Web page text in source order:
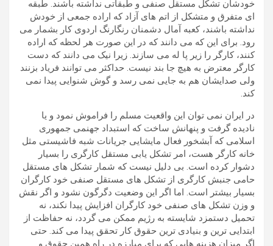
خودشان تشکل مستقل صنفی و طبقاتی نداشته باشند. طبقه
ای متفرق و متشکل از اتم های آزاد که اراده جمعی از خودش
نداشته باشند، کعبه آمال دشمنان رنگارنگ اردوی کار بشمار می
رود. برای این که می دانند که در این صورت هر لحظه که اراده
کنند، کارگر را زیر پا له می سازند. زیرا نیک می دانند که دست
کارگر معترض به هیچ جا بند نیست. حداکثر می توانند فریاد بزنند
ولی صدایشان هم به جایی نمی رسد و گوش شنوایی پیدا نمی
کند.
در ایران نمی توان این واقعیت مسلم را فراموش نمود و یا
نادیده گرفت و پنهانش ساخت که استبداد جهنمی جمهوری
اسلامی که آبشخور فعال مایشایی جریانات شبه فاشیستی مثل
خانه کارگر هست، امر تشکل یابی مستقل کارگری را بسیار
دشوار کرده است. بی دلیل نیست که شمار تشکل های مستقل
حامی جنبش کارگری از تشکل های مستقل صنفی خود کارگران
بسیار بیشتر است. اما اگر این وضعیت دگرگون نشود و اگر نقش
و وزن تشکل های صنفی خود کارگران افزایش پیدا نکند، نه
تحمیل دستمزد شایسته به رژیم ممکن می گردد، نه حفاظت از
ابتدایی ترین و بنیادی ترین حقوق کار تحقق پیدا می کند. حتی
اگر میزان هزینه هایی که برای مبارزه در راه همین حقوق و